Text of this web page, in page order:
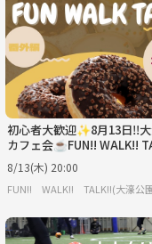
初心者大歓迎✨8月13日‼️
カフェ会☕️FUN!! WALK!!
🎧💕
8/13(木) 20:00
FUN!! WALK!! TALK!!(大濠公